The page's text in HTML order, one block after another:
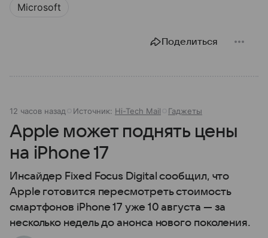
Microsoft
Поделиться
12 часов назад Источник: Hi-Tech Mail Гаджеты
Apple может поднять цены
на iPhone 17
Инсайдер Fixed Focus Digital сообщил, что
Apple готовится пересмотреть стоимость
смартфонов iPhone 17 уже 10 августа — за
несколько недель до анонса нового поколения.